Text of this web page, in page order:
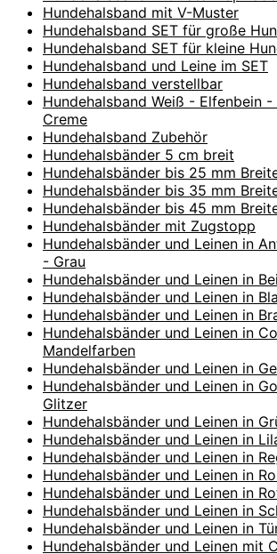
Hundehalsband mit V-Muster
Hundehalsband SET für große
Hundehalsband SET für kleine
Hundehalsband und Leine im SET
Hundehalsband verstellbar
Hundehalsband Weiß - Elfenbein
Creme
Hundehalsband Zubehör
Hundehalsbänder 5 cm breit
Hundehalsbänder bis 25 mm
Hundehalsbänder bis 35 mm
Hundehalsbänder bis 45 mm
Hundehalsbänder mit Zugstopp
Hundehalsbänder und Leinen in
- Grau
Hundehalsbänder und Leinen in
Hundehalsbänder und Leinen in
Hundehalsbänder und Leinen in
Hundehalsbänder und Leinen in
Mandelfarben
Hundehalsbänder und Leinen in
Hundehalsbänder und Leinen in
Glitzer
Hundehalsbänder und Leinen in
Hundehalsbänder und Leinen in
Hundehalsbänder und Leinen in
Hundehalsbänder und Leinen in
Hundehalsbänder und Leinen in
Hundehalsbänder und Leinen in
Hundehalsbänder und Leinen in
Hundehalsbänder und Leinen mit